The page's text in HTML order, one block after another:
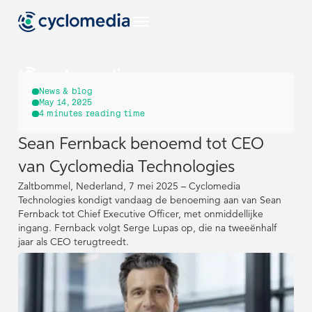
Resources
Bekijk alle bronnen
Street Smart
Over Cyclomedia
EU
US
NL
Bekijk alle branches
Bouw & Techniek
Use Cases
Bekijk alle use-
cases
Producten &
Technologieën
Bekijk al onze
producten &
technologieën
News & blog
May 14, 2025
4 minutes reading time
Sean Fernback benoemd tot CEO
van Cyclomedia Technologies
Zaltbommel, Nederland, 7 mei 2025 – Cyclomedia
Technologies kondigt vandaag de benoeming aan van Sean
Fernback tot Chief Executive Officer, met onmiddellijke
ingang. Fernback volgt Serge Lupas op, die na tweeënhalf
jaar als CEO terugtreedt.
Resources
NL
EU
US
NL
Sectoren
Bekijk alle branches
Use Cases
Bekijk alle use-
cases
Producten &
Technologieën
Bekijk al onze
Resources
NL
EU
US
NL
Sectoren
Bekijk alle branches
Use Cases
Bekijk alle use-
cases
Producten &
Technologieën
Bekijk al onze